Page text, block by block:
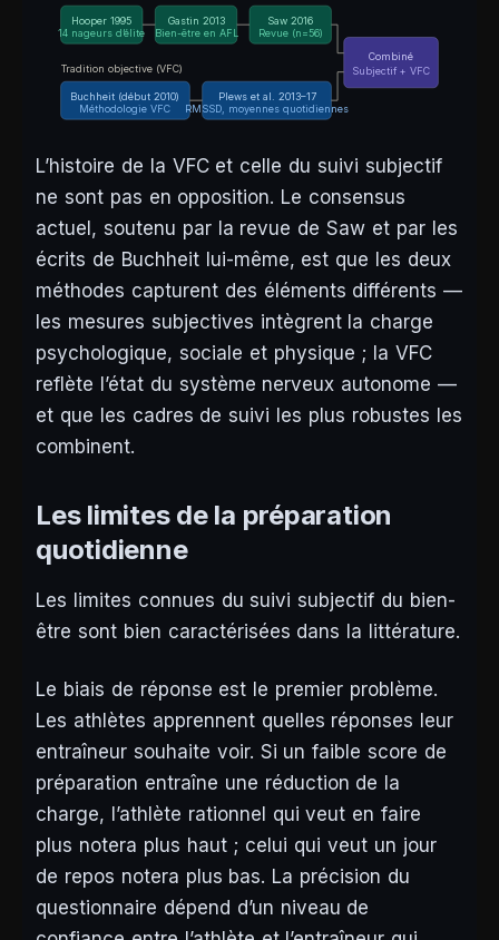
Hooper 1995
14 nageurs d’élite
Gastin 2013
Bien-être en AFL
Saw 2016
Revue (n=56)
Tradition objective (VFC)
Buchheit (début 2010)
Méthodologie VFC
Plews et al. 2013–17
RMSSD, moyennes quotidiennes
Combiné
Subjectif + VFC
L’histoire de la VFC et celle du suivi subjectif
ne sont pas en opposition. Le consensus
actuel, soutenu par la revue de Saw et par les
écrits de Buchheit lui-même, est que les deux
méthodes capturent des éléments différents —
les mesures subjectives intègrent la charge
psychologique, sociale et physique ; la VFC
reflète l’état du système nerveux autonome —
et que les cadres de suivi les plus robustes les
combinent.
Les limites de la préparation
quotidienne
Les limites connues du suivi subjectif du bien-
être sont bien caractérisées dans la littérature.
Le biais de réponse est le premier problème.
Les athlètes apprennent quelles réponses leur
entraîneur souhaite voir. Si un faible score de
préparation entraîne une réduction de la
charge, l’athlète rationnel qui veut en faire
plus notera plus haut ; celui qui veut un jour
de repos notera plus bas. La précision du
questionnaire dépend d’un niveau de